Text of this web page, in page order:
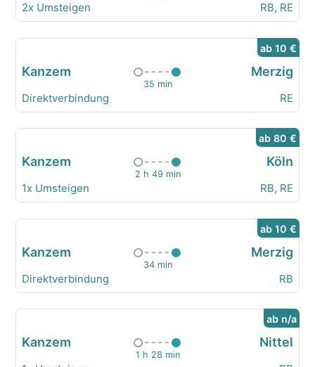
2x Umsteigen RB, RE
ab 10 €
Kanzem
35 min
Merzig
Direktverbindung RE
ab 80 €
Kanzem
2 h 49 min
Köln
1x Umsteigen RB, RE
ab 10 €
Kanzem
34 min
Merzig
Direktverbindung RB
ab n/a
Kanzem
1 h 28 min
Nittel